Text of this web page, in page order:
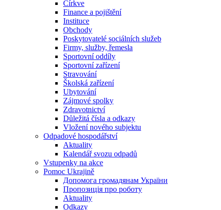
Církve
Finance a pojištění
Instituce
Obchody
Poskytovatelé sociálních služeb
Firmy, služby, řemesla
Sportovní oddíly
Sportovní zařízení
Stravování
Školská zařízení
Ubytování
Zájmové spolky
Zdravotnictví
Důležitá čísla a odkazy
Vložení nového subjektu
Odpadové hospodářství
Aktuality
Kalendář svozu odpadů
Vstupenky na akce
Pomoc Ukrajině
Допомога громадянам України
Пропозиція про роботу
Aktuality
Odkazy